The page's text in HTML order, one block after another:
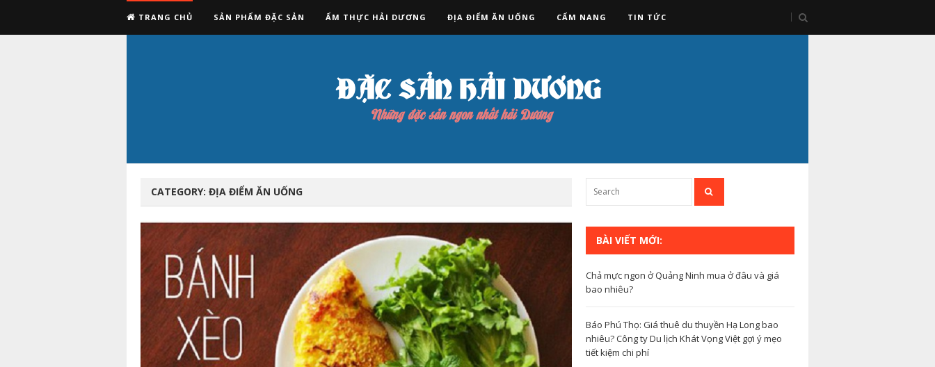
TRANG CHỦ SẢN PHẨM ĐẶC SẢN ẨM THỰC HẢI DƯƠNG ĐỊA ĐIỂM ĂN UỐNG CẨM NANG TIN TỨC
CATEGORY: ĐỊA ĐIỂM ĂN UỐNG
BÀI VIẾT MỚI:
Chả mực ngon ở Quảng Ninh mua ở đâu và giá
bao nhiêu?
Báo Phú Thọ: Giá thuê du thuyền Hạ Long bao
nhiêu? Công ty Du lịch Khát Vọng Việt gợi ý mẹo
tiết kiệm chi phí